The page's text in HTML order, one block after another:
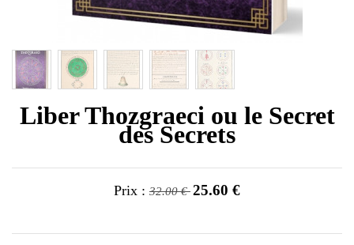
Liber Thozgraeci ou le Secret
des Secrets
Prix : 32.00 €25.60 €